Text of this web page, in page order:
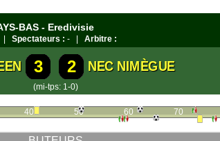
BAS - Eredivisie
| Spectateurs : - | Arbitre :
3 2 NEC NIMÈGUE
(mi-tps: 1-0)
40 50 60 70